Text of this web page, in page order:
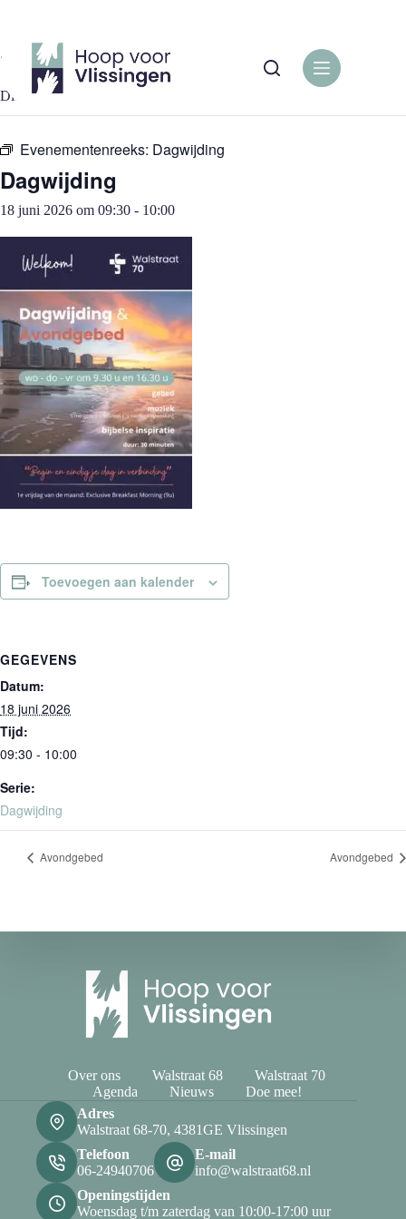
inhoud
« Alle Evenementen
Dit evenement is voorbij.
Evenementenreeks: Dagwijding
Dagwijding
18 juni 2026 om 09:30 - 10:00
Toevoegen aan kalender
GEGEVENS
Datum:
18 juni 2026
Tijd:
09:30 - 10:00
Serie:
Dagwijding
Avondgebed Avondgebed
Over ons Walstraat 68
Walstraat 70
Agenda
Nieuws
Doe mee!
Adres
Walstraat 68-70, 4381GE Vlissingen
Telefoon
06-24940706
E-mail
info@walstraat68.nl
Openingstijden
Woensdag t/m zaterdag van 10:00-17:00 uur